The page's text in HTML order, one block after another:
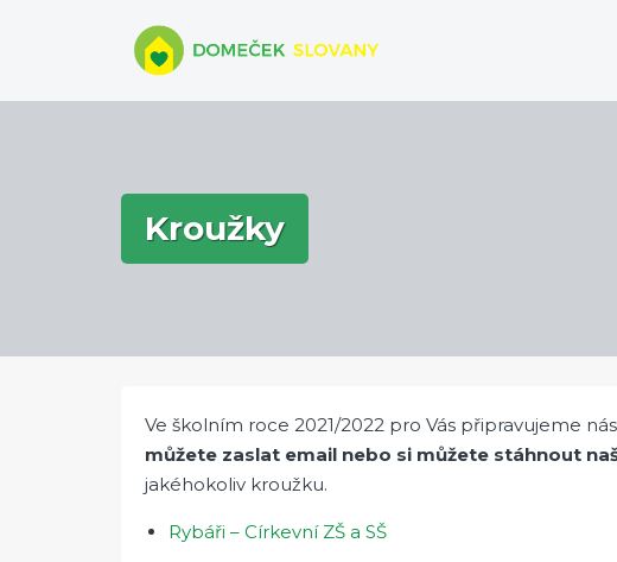
Kroužky
Ve školním roce 2021/2022 pro Vás připravujeme
můžete zaslat email nebo si můžete stáhnout
jakéhokoliv kroužku.
Rybáři – Církevní ZŠ a SŠ